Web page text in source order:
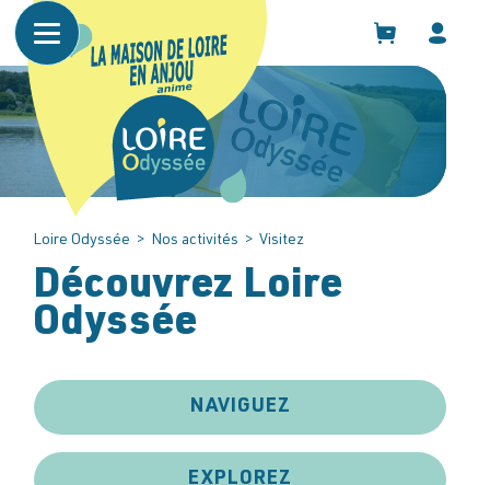
Loire Odyssée > Nos activités > Visitez
Découvrez Loire
Odyssée
NAVIGUEZ
EXPLOREZ
Panneau de gestion des cookies